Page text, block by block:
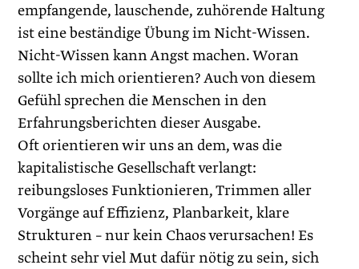
empfangende, lauschende, zuhörende Haltung
ist eine beständige Übung im Nicht-Wissen.
Nicht-Wissen kann Angst machen. Woran
sollte ich mich orien­tieren? Auch von diesem
Gefühl sprechen die Menschen in den
Erfahrungsberichten dieser Ausgabe.
Oft orientieren wir uns an dem, was die
kapitalistische Gesellschaft verlangt:
reibungsloses Funktionieren, Trimmen aller
Vorgänge auf Effizienz, Planbarkeit, klare
Strukturen – nur kein Chaos verursachen! Es
scheint sehr viel Mut dafür nötig zu sein, sich